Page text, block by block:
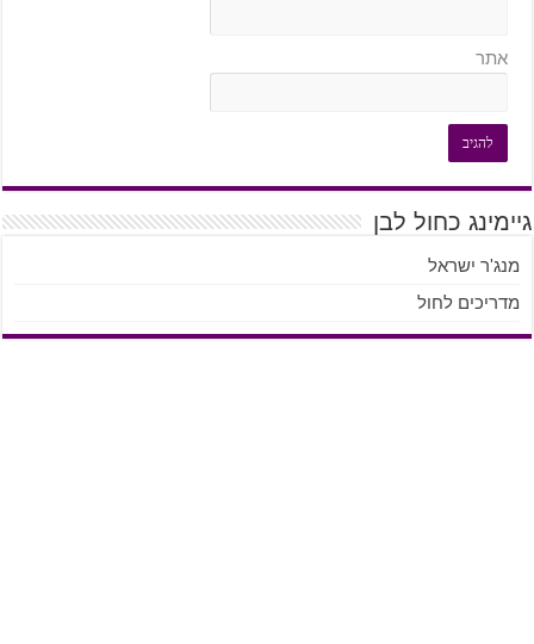
אתר
גיימינג כחול לבן
מנג'ר ישראל
מדריכים לחול